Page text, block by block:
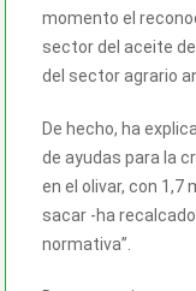
momento el
sector del aceite
del sector agrario
De hecho, ha
de ayudas para la
en el olivar, con 1,7
sacar -ha
normativa”.